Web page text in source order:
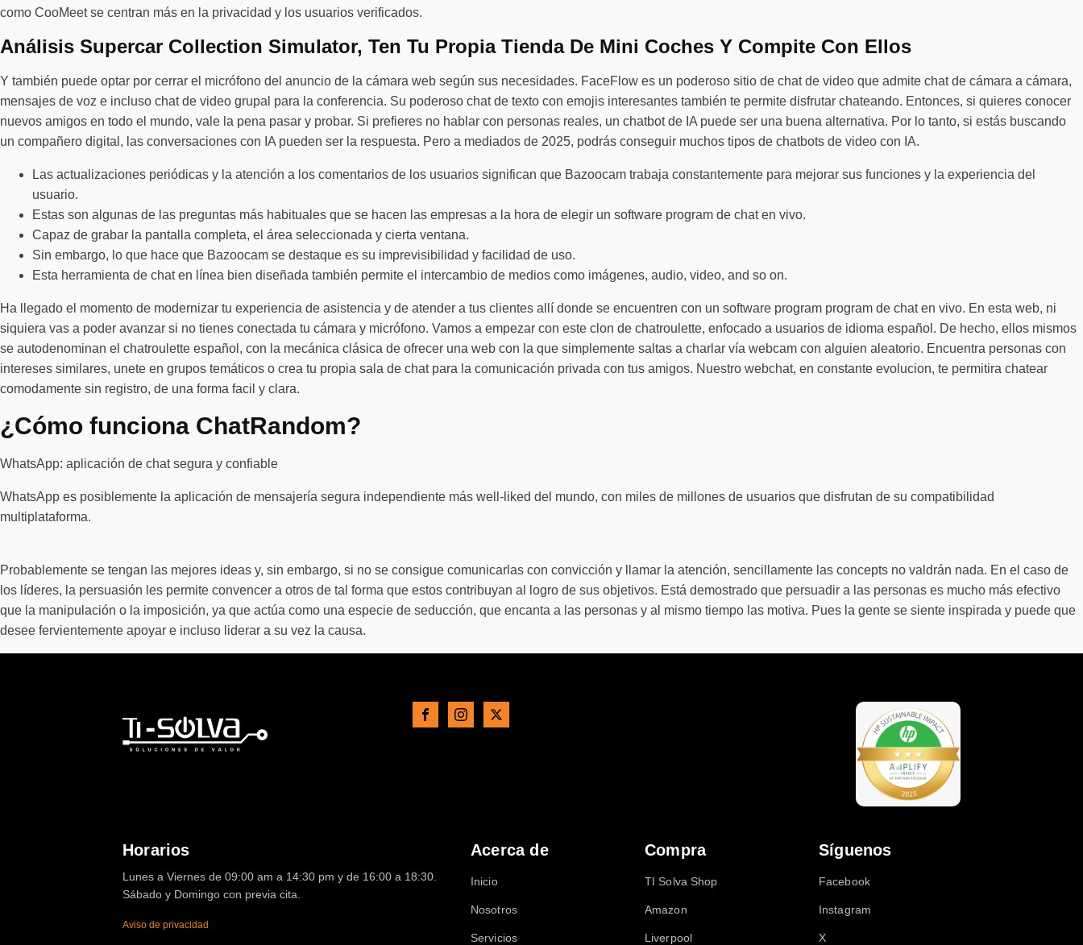
como CooMeet se centran más en la privacidad y los usuarios verificados.
Análisis Supercar Collection Simulator, Ten Tu Propia Tienda De Mini Coches Y Compite Con Ellos
Y también puede optar por cerrar el micrófono del anuncio de la cámara web según sus necesidades. FaceFlow es un poderoso sitio de chat de video que admite chat de cámara a cámara,
mensajes de voz e incluso chat de video grupal para la conferencia. Su poderoso chat de texto con emojis interesantes también te permite disfrutar chateando. Entonces, si quieres conocer
nuevos amigos en todo el mundo, vale la pena pasar y probar. Si prefieres no hablar con personas reales, un chatbot de IA puede ser una buena alternativa. Por lo tanto, si estás buscando
un compañero digital, las conversaciones con IA pueden ser la respuesta. Pero a mediados de 2025, podrás conseguir muchos tipos de chatbots de video con IA.
Las actualizaciones periódicas y la atención a los comentarios de los usuarios significan que Bazoocam trabaja constantemente para mejorar sus funciones y la experiencia del
usuario.
Estas son algunas de las preguntas más habituales que se hacen las empresas a la hora de elegir un software program de chat en vivo.
Capaz de grabar la pantalla completa, el área seleccionada y cierta ventana.
Sin embargo, lo que hace que Bazoocam se destaque es su imprevisibilidad y facilidad de uso.
Esta herramienta de chat en línea bien diseñada también permite el intercambio de medios como imágenes, audio, video, and so on.
Ha llegado el momento de modernizar tu experiencia de asistencia y de atender a tus clientes allí donde se encuentren con un software program program de chat en vivo. En esta web, ni
siquiera vas a poder avanzar si no tienes conectada tu cámara y micrófono. Vamos a empezar con este clon de chatroulette, enfocado a usuarios de idioma español. De hecho, ellos mismos
se autodenominan el chatroulette español, con la mecánica clásica de ofrecer una web con la que simplemente saltas a charlar vía webcam con alguien aleatorio. Encuentra personas con
intereses similares, unete en grupos temáticos o crea tu propia sala de chat para la comunicación privada con tus amigos. Nuestro webchat, en constante evolucion, te permitira chatear
comodamente sin registro, de una forma facil y clara.
¿Cómo funciona ChatRandom?
WhatsApp: aplicación de chat segura y confiable
WhatsApp es posiblemente la aplicación de mensajería segura independiente más well-liked del mundo, con miles de millones de usuarios que disfrutan de su compatibilidad
multiplataforma.
Probablemente se tengan las mejores ideas y, sin embargo, si no se consigue comunicarlas con convicción y llamar la atención, sencillamente las concepts no valdrán nada. En el caso de
los líderes, la persuasión les permite convencer a otros de tal forma que estos contribuyan al logro de sus objetivos. Está demostrado que persuadir a las personas es mucho más efectivo
que la manipulación o la imposición, ya que actúa como una especie de seducción, que encanta a las personas y al mismo tiempo las motiva. Pues la gente se siente inspirada y puede que
desee fervientemente apoyar e incluso liderar a su vez la causa.
Horarios
Lunes a Viernes de 09:00 am a 14:30 pm y de 16:00 a 18:30.
Sábado y Domingo con previa cita.
Aviso de privacidad
Acerca de
Inicio
Nosotros
Servicios
Compra
TI Solva Shop
Amazon
Liverpool
Síguenos
Facebook
Instagram
X